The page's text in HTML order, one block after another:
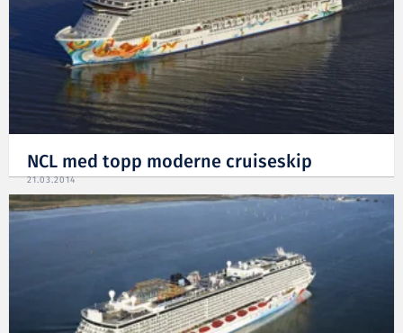
NCL med topp moderne cruiseskip
21.03.2014